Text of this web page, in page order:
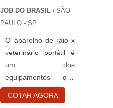
de raio é um
equipamento
vastamente utilizado
em diversos
ambientes de
atendimento médico
JOB DO BRASIL / SÃO
PAULO - SP
O aparelho de raio x
veterinário portátil é
um dos
equipamentos que
mais possuem
qualidade nos
COTAR AGORA